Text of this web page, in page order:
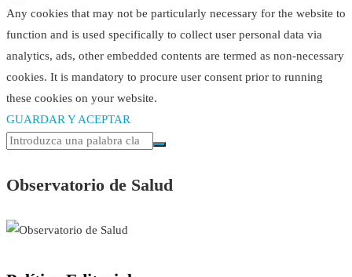
Any cookies that may not be particularly necessary for the website to
function and is used specifically to collect user personal data via
analytics, ads, other embedded contents are termed as non-necessary
cookies. It is mandatory to procure user consent prior to running
these cookies on your website.
GUARDAR Y ACEPTAR
Observatorio de Salud